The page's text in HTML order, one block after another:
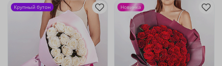
Крупный бутон Новинка